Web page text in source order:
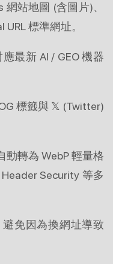
站地圖 (含圖片)、
標準網址。
最新 AI / GEO 機器
標籤與 𝕏 (Twitter)
動轉為 WebP 輕量格
Security 等多
免因為換網址導致